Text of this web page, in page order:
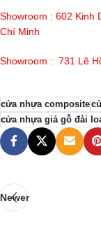
Showroom : 602 Kinh
Chí Minh
Showroom : 731 Lê
cửa nhựa composite
cửa nhựa giả gỗ đài
Newer